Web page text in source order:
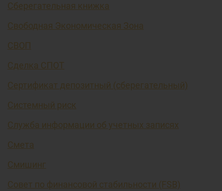
Сберегательная книжка
Свободная Экономическая Зона
СВОП
Сделка СПОТ
Сертификат депозитный (сберегательный)
Системный риск
Служба информации об учетных записях
Смета
Смишинг
Совет по финансовой стабильности (FSB)